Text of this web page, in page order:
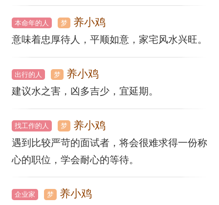
本命年的人 梦 养小鸡
意味着忠厚待人，平顺如意，家宅风水兴旺。
出行的人 梦 养小鸡
建议水之害，凶多吉少，宜延期。
找工作的人 梦 养小鸡
遇到比较严苛的面试者，将会很难求得一份称
心的职位，学会耐心的等待。
企业家 梦 养小鸡